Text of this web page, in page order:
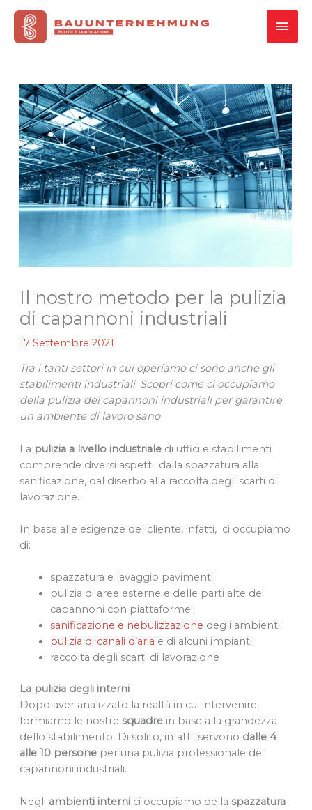
contenuto
Il nostro metodo per la pulizia
di capannoni industriali
17 Settembre 2021
Tra i tanti settori in cui operiamo ci sono anche gli
stabilimenti industriali. Scopri come ci occupiamo
della pulizia dei capannoni industriali per garantire
un ambiente di lavoro sano
La pulizia a livello industriale di uffici e stabilimenti
comprende diversi aspetti: dalla spazzatura alla
sanificazione, dal diserbo alla raccolta degli scarti di
lavorazione.
In base alle esigenze del cliente, infatti, ci occupiamo
di:
spazzatura e lavaggio pavimenti;
pulizia di aree esterne e delle parti alte dei
capannoni con piattaforme;
sanificazione e nebulizzazione degli ambienti;
pulizia di canali d’aria e di alcuni impianti;
raccolta degli scarti di lavorazione
La pulizia degli interni
Dopo aver analizzato la realtà in cui intervenire,
formiamo le nostre squadrein base alla grandezza
dello stabilimento. Di solito, infatti, servono dalle 4
alle 10 personeper una pulizia professionale dei
capannoni industriali.
Negli ambienti interni ci occupiamo della spazzatura